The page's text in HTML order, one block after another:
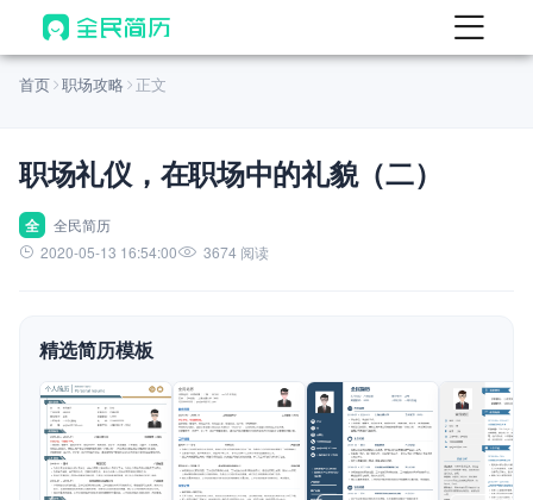
首页
AI 生成简历
AI 优化简历
AI 翻译简历
AI 模拟面试
面试自我介绍
AI 职场工具 New
简历模板
首页 职场攻略 正文
职场礼仪，在职场中的礼貌（二）
全
全民简历
2020-05-13 16:54:00
3674 阅读
精选简历模板